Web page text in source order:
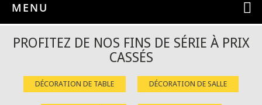
MENU
PROFITEZ DE NOS FINS DE SÉRIE À PRIX
CASSÉS
DÉCORATION DE TABLE DÉCORATION DE SALLE